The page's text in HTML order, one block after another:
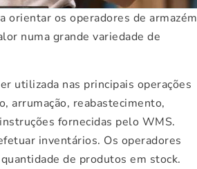
orientar os operadores de armazém
numa grande variedade de
utilizada nas principais operações
arrumação, reabastecimento,
fornecidas pelo WMS.
inventários. Os operadores
de produtos em stock.